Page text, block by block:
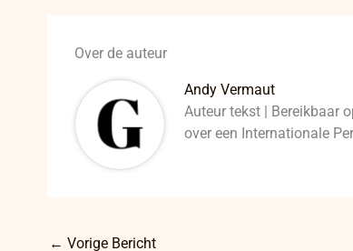
Over de auteur
Andy Vermaut
Auteur tekst | Bereikbaar
over een Internationale
← Vorige Bericht